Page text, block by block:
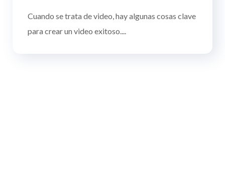
Cuando se trata de video, hay algunas cosas clave
para crear un video exitoso....